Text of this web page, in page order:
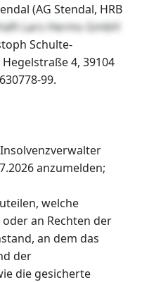
(AG Stendal, HRB
Lars Herms GmbH
Schulte-
4, 39104
99.
anzumelden;
welche
an Rechten der
an dem das
der
die gesicherte